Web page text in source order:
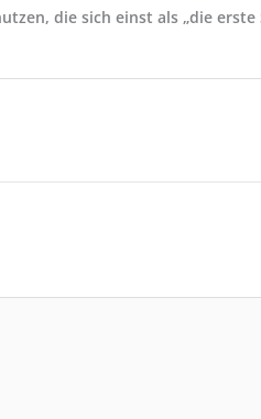
die sich einst als „die